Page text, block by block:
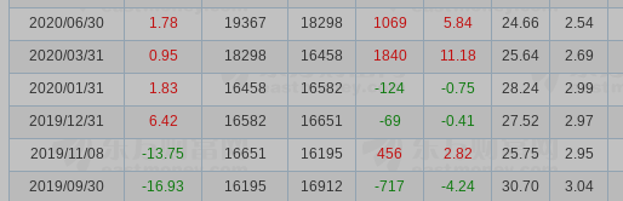
2020/06/30
1.78 19367 18298 1069 5.84 24.66 2.54
2020/03/31
0.95 18298 16458 1840 11.18 25.64 2.69
2020/01/31
1.83 16458 16582 -124 -0.75 28.24 2.99
2019/12/31
6.42 16582 16651 -69 -0.41 27.52 2.97
2019/11/08
-13.75 16651 16195 456 2.82 25.75 2.95
2019/09/30
-16.93 16195 16912 -717 -4.24 30.70 3.04